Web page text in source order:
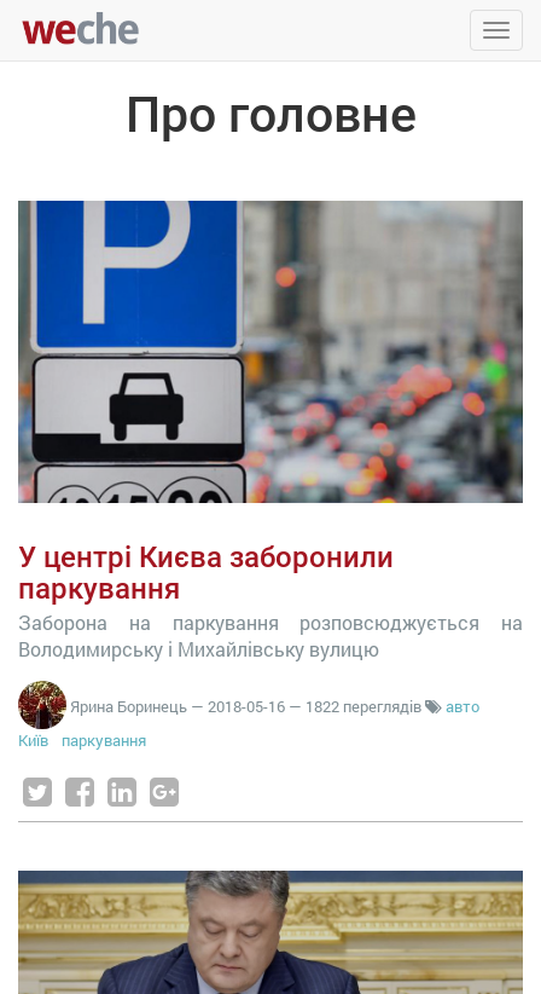
Про головне
У центрі Києва заборонили
паркування
Заборона на паркування розповсюджується на
Володимирську і Михайлівську вулицю
Ярина Боринець — 2018-05-16 — 1822 переглядів
авто
Київ
паркування